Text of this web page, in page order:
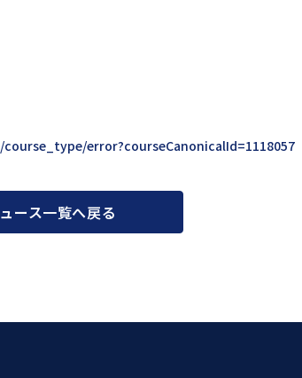
error?courseCanonicalId=1118057
ース一覧へ戻る